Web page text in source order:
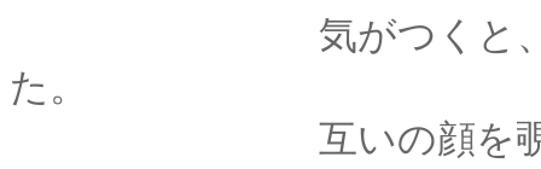
気がつくと、互いに
た。
互いの顔を覗きこん